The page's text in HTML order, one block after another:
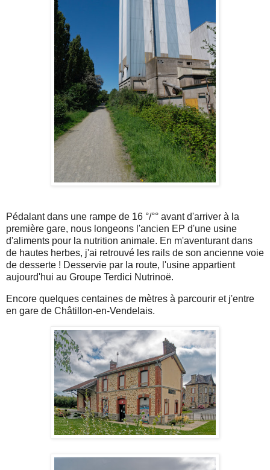
Pédalant dans une rampe de 16 °/°° avant d'arriver à la
première gare, nous longeons l'ancien EP d'une usine
d'aliments pour la nutrition animale. En m'aventurant dans
de hautes herbes, j'ai retrouvé les rails de son ancienne voie
de desserte ! Desservie par la route, l'usine appartient
aujourd'hui au Groupe Terdici Nutrinoë.
Encore quelques centaines de mètres à parcourir et j'entre
en gare de Châtillon-en-Vendelais.